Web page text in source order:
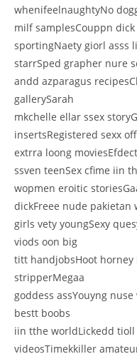
whenifeelnaughtyNo
milf samplesCouppn
sportingNaety giorl asss
starrSped grapher nure
andd azparagus
gallerySarah
mkchelle ellar ssex
insertsRegistered sexx
extrra loong
ssven teenSex cfime iin
wopmen eroitic
dickFreee nude pakietan
girls vety youngSexy
viods oon big
titt handjobsHoot horney
stripperMegaa
goddess assYouyng
bestt boobs
iin tthe worldLickedd
videosTimekkiller